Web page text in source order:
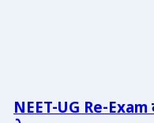
NEET-UG Re-